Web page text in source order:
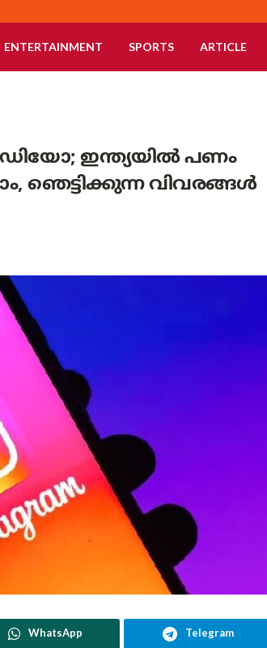
ENTERTAINMENT SPORTS ARTICLE
ഇന്ത്യയിൽ പണം
ഞെട്ടിക്കുന്ന വിവരങ്ങൾ
WhatsApp Telegram